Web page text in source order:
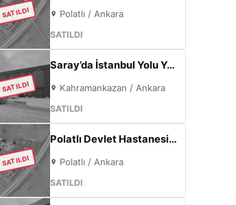
SATILDI Polatlı / Ankara
SATILDI
SATILDI
Saray’da İstanbul Yolu Yakını Sıfır 5000m² Fabrika | 300KW & 800m² Ofis
Kahramankazan / Ankara
SATILDI
SATILDI
Polatlı Devlet Hastanesi Yanı 365 m² | Eskişehir Yolu Cepheli | Ticari+Konut İmarlı Arsa
Polatlı / Ankara
SATILDI